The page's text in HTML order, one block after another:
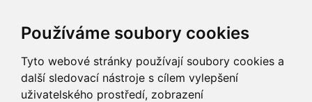
Používáme soubory cookies
Tyto webové stránky používají soubory cookies a
další sledovací nástroje s cílem vylepšení
uživatelského prostředí, zobrazení